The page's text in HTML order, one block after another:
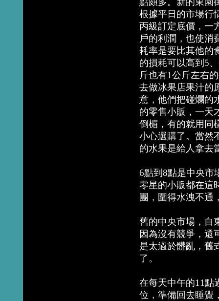
根據平日的市場行
丙級訂定底價，一
戶的利潤，也使消
耗率是要比其他的
的損耗可以高到5
斤也有1公斤左右
去做冰果店果汁的
意，他們把碰爛的
的零售小販，一天
倒楣，有的就用同
小心選購了。當然
的水果是給人拿去
6點到8點是中央市
零星的小販都在這
團，圍得水洩不通
舊的中央市場，自
因為沒有競爭，還
是太過於髒亂，舊
了。
在每天中午的11點
位，準備回去睡覺